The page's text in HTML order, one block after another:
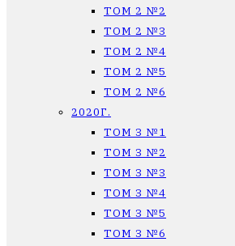
ТОМ 2 №2
ТОМ 2 №3
ТОМ 2 №4
ТОМ 2 №5
ТОМ 2 №6
2020Г.
ТОМ 3 №1
ТОМ 3 №2
ТОМ 3 №3
ТОМ 3 №4
ТОМ 3 №5
ТОМ 3 №6